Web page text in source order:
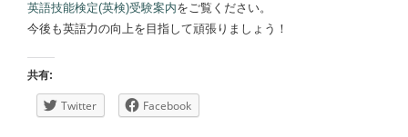
英語技能検定(英検)受験案内をご覧ください。
今後も英語力の向上を目指して頑張りましょう！
共有:
Twitter Facebook